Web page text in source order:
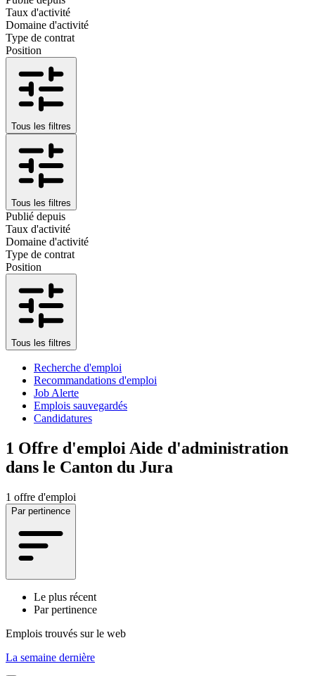
Taux d'activité
Domaine d'activité
Type de contrat
Position
Tous les filtres
Tous les filtres
Publié depuis
Taux d'activité
Domaine d'activité
Type de contrat
Position
Tous les filtres
Recherche d'emploi
Recommandations d'emploi
Job Alerte
Emplois sauvegardés
Candidatures
1 Offre d'emploi Aide d'administration
dans le Canton du Jura
1 offre d'emploi
Par pertinence
Le plus récent
Par pertinence
Emplois trouvés sur le web
La semaine dernière